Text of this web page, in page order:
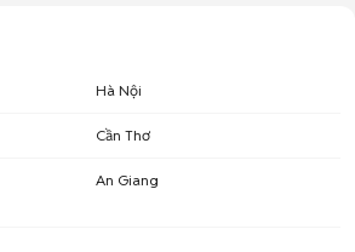
Hà Nội
Cần Thơ
An Giang